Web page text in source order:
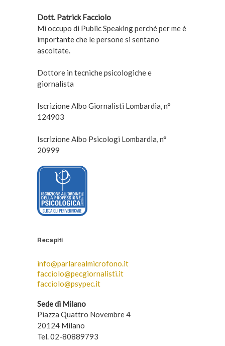
Dott. Patrick Facciolo
Mi occupo di Public Speaking perché per me è
importante che le persone si sentano
ascoltate.
Dottore in tecniche psicologiche e
giornalista
Iscrizione Albo Giornalisti Lombardia, n°
124903
Iscrizione Albo Psicologi Lombardia, n°
20999
Recapiti
info@parlarealmicrofono.it
facciolo@pecgiornalisti.it
facciolo@psypec.it
Sede di Milano
Piazza Quattro Novembre 4
20124 Milano
Tel. 02-80889793